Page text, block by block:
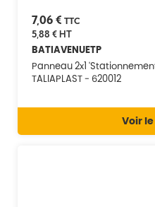
7,06 € TTC
5,88 €HT
BATIAVENUETP
Panneau 2x1
TALIAPLAST - 620012
Voir